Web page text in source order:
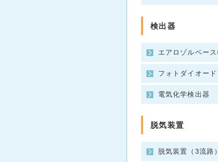
検出器
エアロゾルベー
フォトダイオー
電気化学検出器
脱気装置
脱気装置（3流路